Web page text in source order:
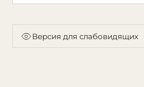
Версия для слабовидящих